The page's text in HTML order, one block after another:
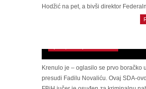
Hodžić na pet, a bivši direktor
Krenulo je – oglasilo se prvo
Krenulo je – oglasilo se prvo boračko
presudi Fadilu Novaliću. Ovaj SDA-